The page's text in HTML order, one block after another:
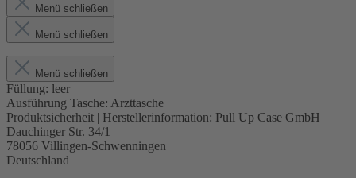
Menü schließen
Menü schließen
Menü schließen
Füllung: leer
Ausführung Tasche: Arzttasche
Produktsicherheit | Herstellerinformation: Pull Up Case GmbH
Dauchinger Str. 34/1
78056 Villingen-Schwenningen
Deutschland